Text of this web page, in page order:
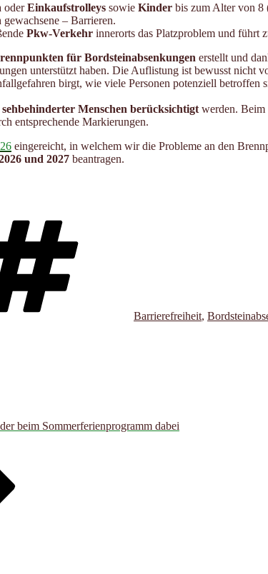
oderEinkaufstrolleys sowie Kinder bis zum Alter von 8
– Barrieren.
Pkw-Verkehr innerorts das Platzproblem und führt
für Bordsteinabsenkungen erstellt und
unterstützt haben. Die Auflistung ist bewusst nicht
birgt, wie viele Personen potenziell
Menschen berücksichtigt werden. Beim
entsprechende Markierungen.
eingereicht, in welchem wir die Probleme an den
und 2027 beantragen.
Barrierefreiheit,
beim Sommerferienprogramm dabei